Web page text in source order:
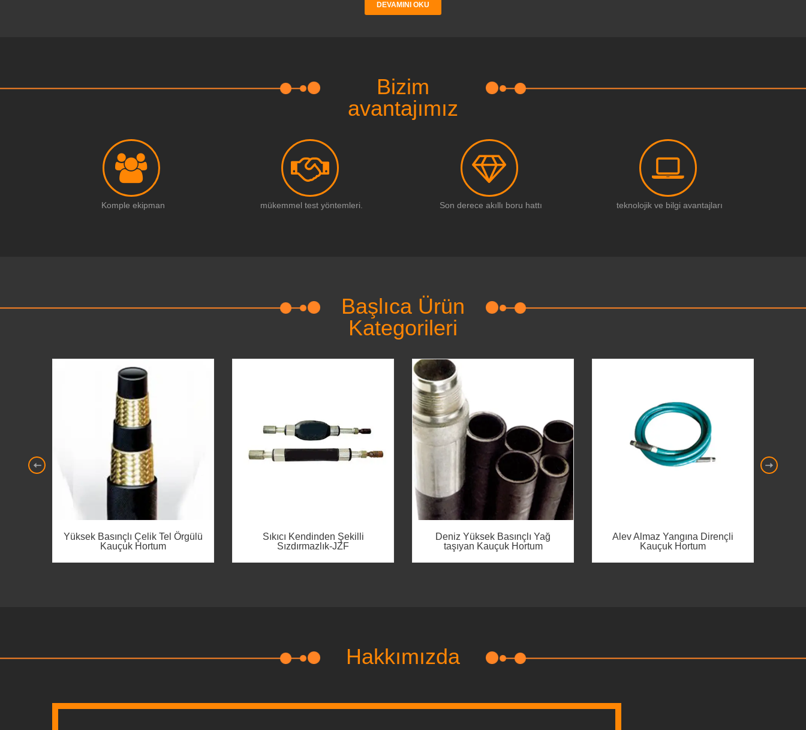
DEVAMINI OKU
Bizim
avantajımız
Komple ekipman mükemmel test yöntemleri. Son derece akıllı boru hattı teknolojik ve bilgi avantajları
Başlıca Ürün
Kategorileri
Sıkıcı Kendinden Şekilli
Sızdırmazlık-JZF
Deniz Yüksek Basınçlı Yağ
taşıyan Kauçuk Hortum
Alev Almaz Yangına Dirençli
Kauçuk Hortum
Hortum
Hakkımızda